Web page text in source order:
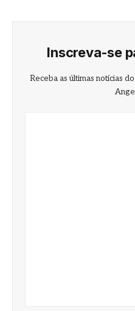
Inscreva-se
Receba as últimas notícias